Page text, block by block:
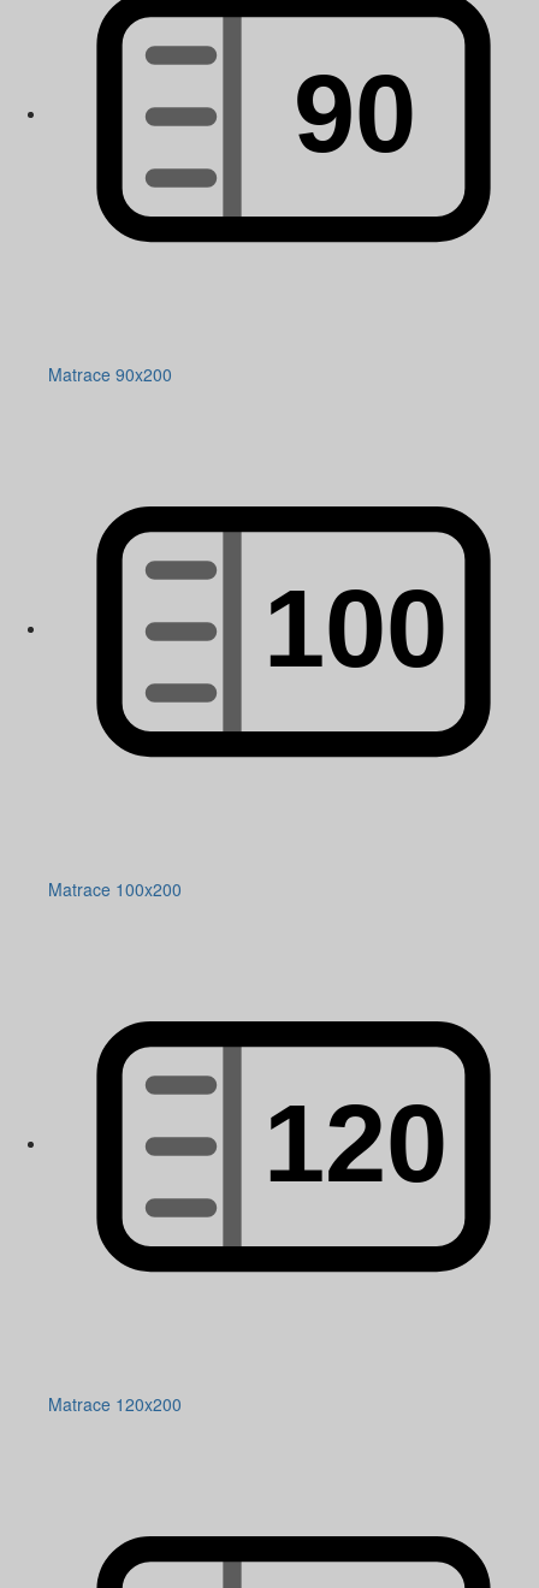
Matrace 90x200
Matrace 100x200
Matrace 120x200